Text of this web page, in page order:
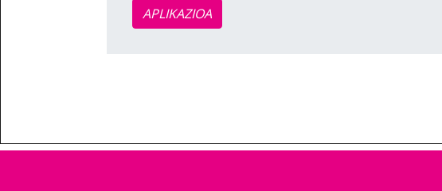
APLIKAZIOA